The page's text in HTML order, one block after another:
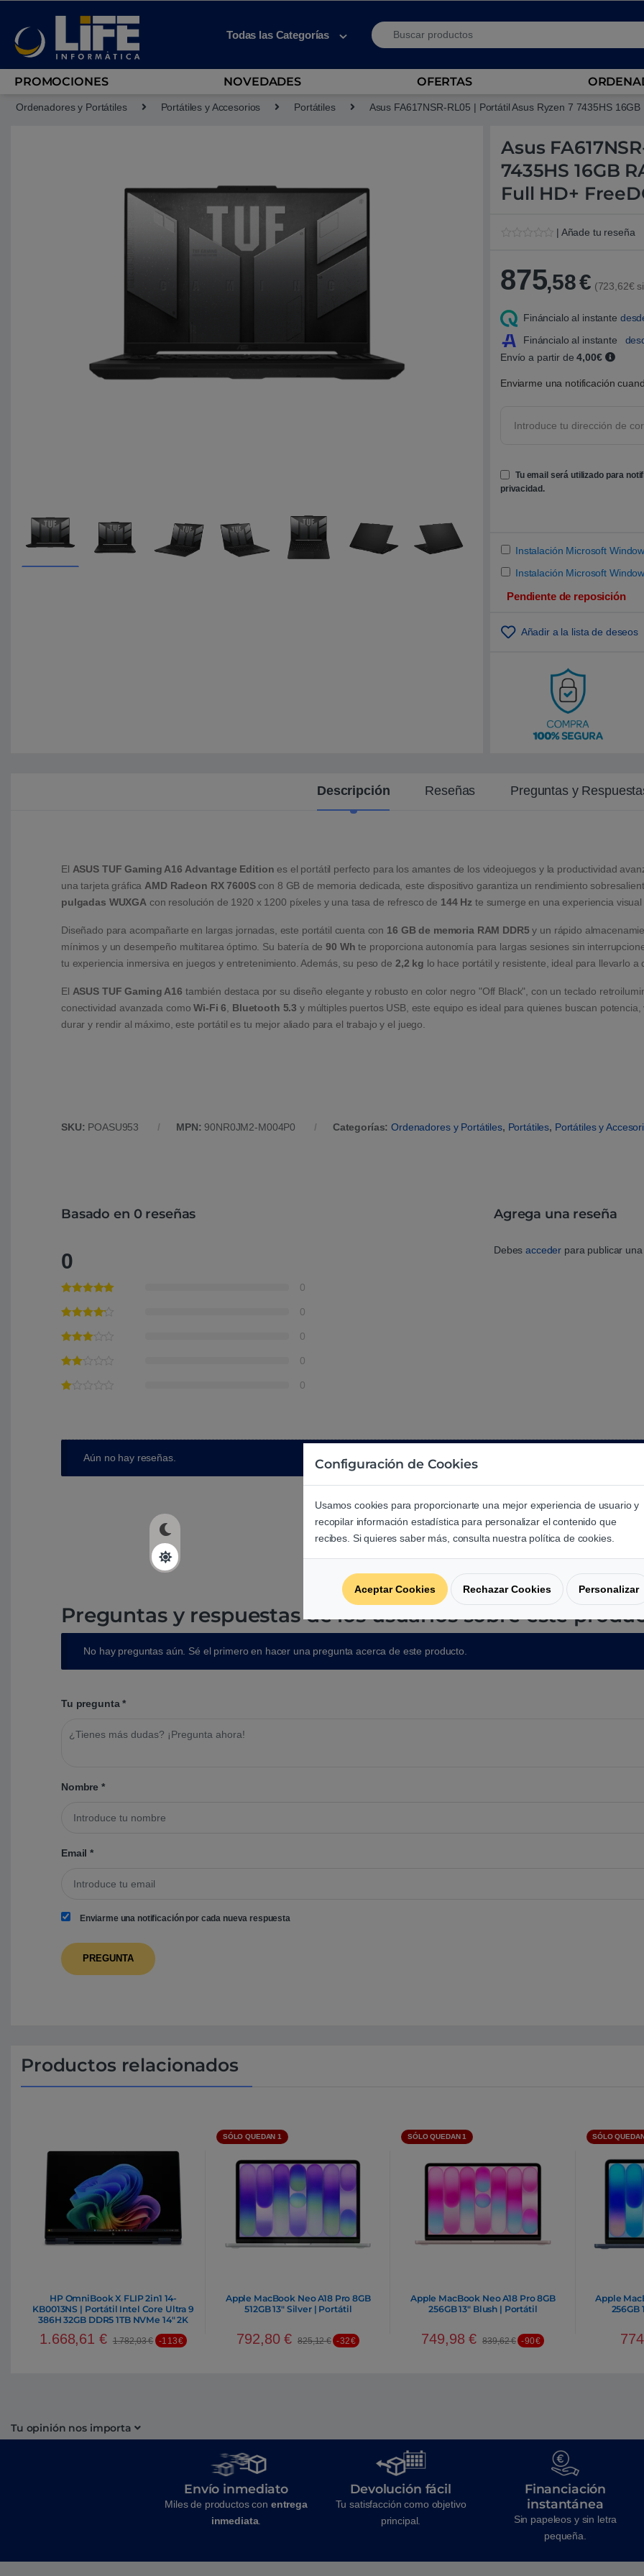
Todas las Categorías
Search for:
PROMOCIONES NOVEDADES OFERTAS
Ordenadores y Portátiles Portátiles y Accesorios Portátiles Asus FA617NSR-RL05 | Portátil Asus Ryzen 7 7435HS
Asus
7435HS 16GB
Full HD+
o
r
o
5
0
0
o
b
d
o
e
u
c
i
c
| Añade tu reseña
875,58€ (723,62€
Fináncialo al instante
Fináncialo al instante
Envío a partir de4,00€
Enviarme una notificación
Tu email será utilizado para
privacidad.
Instalación Microsoft
Instalación Microsoft
Pendiente de reposición
Añadir a la lista de deseos
Descripción Reseñas Preguntas y
El ASUS TUF Gaming A16 Advantage Edition es el portátil perfecto para los amantes de los videojuegos y la productividad
una tarjeta gráfica AMD Radeon RX 7600Scon 8 GB de memoria dedicada, este dispositivo garantiza un rendimiento
pulgadas WUXGA con resolución de 1920 x 1200 píxeles y una tasa de refresco de 144 Hz te sumerge en una experiencia
Diseñado para acompañarte en largas jornadas, este portátil cuenta con 16 GB de memoria RAM DDR5y un rápido
mínimos y un desempeño multitarea óptimo. Su batería de90 Wh te proporciona autonomía para largas sesiones sin
tu experiencia inmersiva en juegos y entretenimiento. Además, su peso de 2,2 kg lo hace portátil y resistente, ideal para llevarlo a
El ASUS TUF Gaming A16 también destaca por su diseño elegante y robusto en color negro "Off Black", con un teclado
conectividad avanzada comoWi-Fi 6 Bluetooth 5.3 y múltiples puertos USB, este equipo es ideal para quienes buscan
durar y rendir al máximo, este portátil es tu mejor aliado para el trabajo y el juego.
SKU: POASU953 MPN: 90NR0JM2-M004P0 Categorías:Ordenadores y Portátiles, Portátiles, Portátiles y
Basado en 0 reseñas
0
0
0
0
0
0
Agrega una reseña
Debesacceder para publicar
Aún no hay reseñas.
Preguntas y respuestas de los usuarios sobre este
No hay preguntas aún. Sé el primero en hacer una pregunta acerca de este producto.
Tu pregunta*
Nombre*
Email*
Enviarme una notificación por cada nueva respuesta
Productos relacionados
HP OmniBook X FLIP 2in1 14-
KB0013NS | Portátil Intel Core Ultra 9
386H 32GB DDR5 1TB NVMe 14″ 2K
1.668,61 € 1.782,03€ -113€
SÓLO QUEDAN 1
Apple MacBook Neo A18 Pro 8GB
512GB 13″ Silver | Portátil
792,80€ 825,12€ -32€
SÓLO QUEDAN 1
Apple MacBook Neo A18 Pro 8GB
256GB 13″ Blush | Portátil
749,98€ 839,62€ -90€
SÓLO
Apple
256GB
Tu opinión nos importa
Envío inmediato
Miles de productos con entrega
inmediata.
Devolución fácil
Tu satisfacción como objetivo
principal.
Financiación
instantánea
Sin papeleos y sin letra
pequeña.
Configuración de Cookies
Usamos cookies para proporcionarte una mejor experiencia de usuario y
recopilar información estadística para personalizar el contenido que
recibes. Si quieres saber más, consulta nuestra política de cookies.
Aceptar Cookies Rechazar Cookies Personalizar